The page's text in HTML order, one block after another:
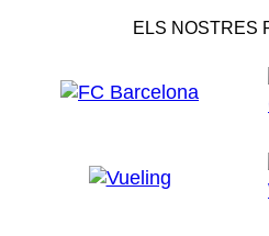
ELS NOSTRES